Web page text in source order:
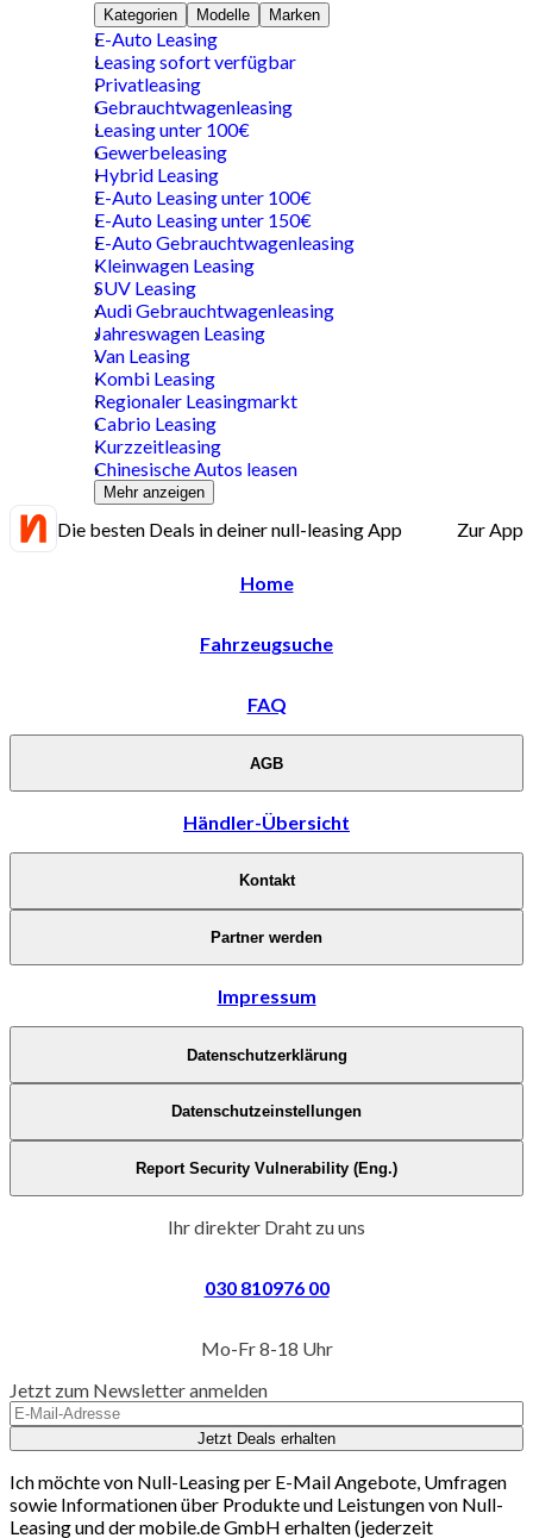
Kategorien Modelle Marken
E-Auto Leasing
Leasing sofort verfügbar
Privatleasing
Gebrauchtwagenleasing
Leasing unter 100€
Gewerbeleasing
Hybrid Leasing
E-Auto Leasing unter 100€
E-Auto Leasing unter 150€
E-Auto Gebrauchtwagenleasing
Kleinwagen Leasing
SUV Leasing
Audi Gebrauchtwagenleasing
Jahreswagen Leasing
Van Leasing
Kombi Leasing
Regionaler Leasingmarkt
Cabrio Leasing
Kurzzeitleasing
Chinesische Autos leasen
Mehr anzeigen
Die besten Deals in deiner null-leasing App Zur App
Home
Fahrzeugsuche
FAQ
AGB
Händler-Übersicht
Kontakt
Partner werden
Impressum
Datenschutzerklärung
Datenschutzeinstellungen
Report Security Vulnerability (Eng.)
Ihr direkter Draht zu uns
030 810976 00
Mo-Fr 8-18 Uhr
Jetzt zum Newsletter anmelden
Jetzt Deals erhalten
Ich möchte von Null-Leasing per E-Mail Angebote, Umfragen
sowie Informationen über Produkte und Leistungen von Null-
Leasing und der mobile.de GmbH erhalten (jederzeit